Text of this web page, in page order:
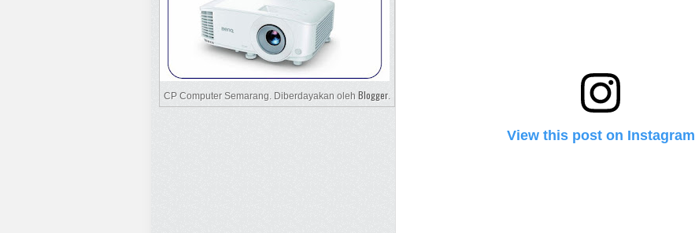
View this post on Instagram
CP Computer Semarang. Diberdayakan oleh Blogger.